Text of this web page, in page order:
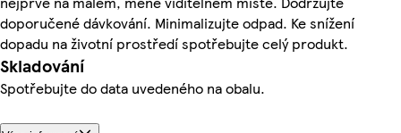
doporučené dávkování. Minimalizujte odpad. Ke snížení
dopadu na životní prostředí spotřebujte celý produkt.
Skladování
Spotřebujte do data uvedeného na obalu.